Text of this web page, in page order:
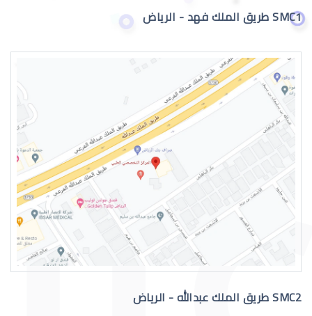
اسباب الماء الازرق بالعين
علاج الماء الازرق بالعين
SMC1 طريق الملك فهد - الرياض
SMC2 طريق الملك عبدالله - الرياض